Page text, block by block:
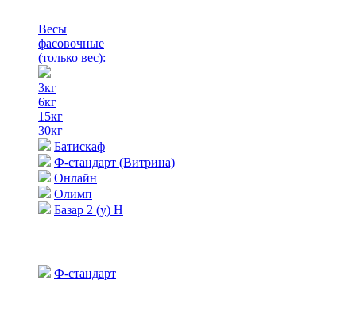
Весы
фасовочные
(только вес):
3кг
6кг
15кг
30кг
Батискаф
Ф-стандарт (Витрина)
Онлайн
Олимп
Базар 2 (у) Н
Ф-стандарт